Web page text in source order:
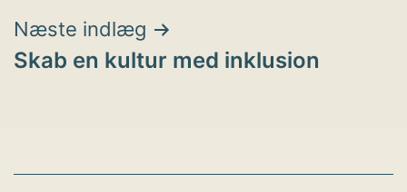
Næste indlæg
Skab en kultur med inklusion